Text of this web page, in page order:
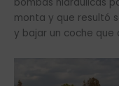
monta y que resultó
y bajar un coche que